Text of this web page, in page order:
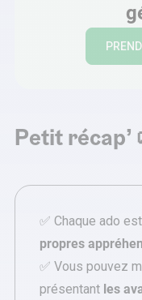
Petit récap’
✅ Chaque ado
propres
✅ Vous pouvez
présentant les